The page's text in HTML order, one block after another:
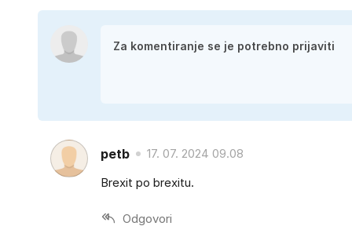
petb
17. 07. 2024 09.08
Brexit po brexitu.
Odgovori